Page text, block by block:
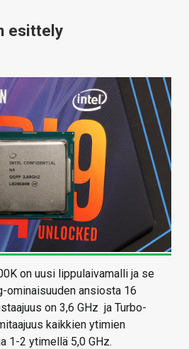
esittely
on uusi lippulaivamalli ja se
ominaisuuden ansiosta 16
on 3,6 GHz ja Turbo-
kaikkien ytimien
1-2 ytimellä 5,0 GHz.